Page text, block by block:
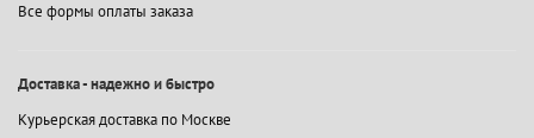
Все формы оплаты заказа
Доставка - надежно и быстро
Курьерская доставка по Москве